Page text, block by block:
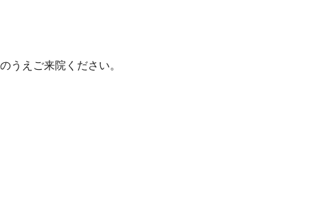
うえご来院ください。